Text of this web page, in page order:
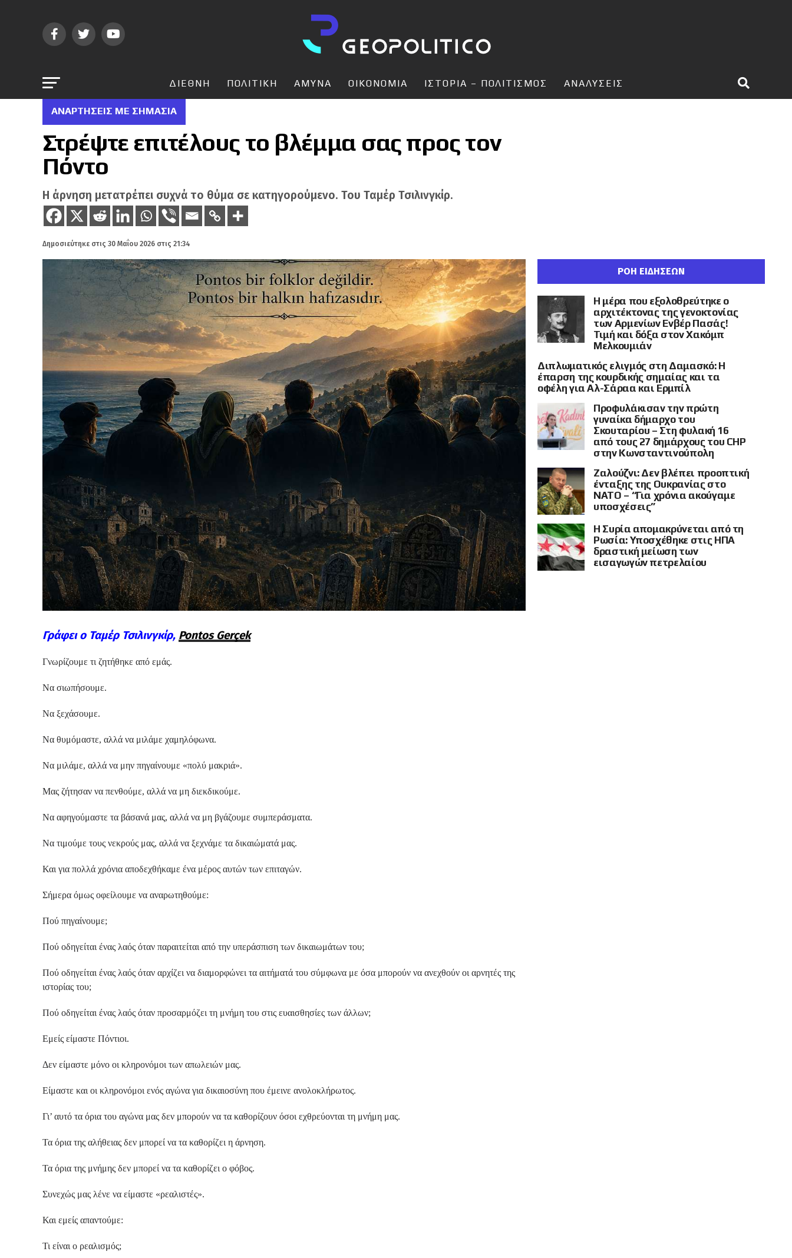
ΔΙΕΘΝΗ ΠΟΛΙΤΙΚΗ ΑΜΥΝΑ ΟΙΚΟΝΟΜΙΑ ΙΣΤΟΡΙΑ – ΠΟΛΙΤΙΣΜΟΣ ΑΝΑΛΥΣΕΙΣ
ΑΝΑΡΤΗΣΕΙΣ ΜΕ ΣΗΜΑΣΙΑ
Στρέψτε επιτέλους το βλέμμα σας προς τον
Πόντο
Η άρνηση μετατρέπει συχνά το θύμα σε κατηγορούμενο. Του Ταμέρ Τσιλινγκίρ.
Δημοσιεύτηκε στις 30 Μαΐου 2026 στις 21:34
Γράφει ο Ταμέρ Τσιλινγκίρ, Pontos Gerçek
Γνωρίζουμε τι ζητήθηκε από εμάς.
Να σιωπήσουμε.
Να ξεχάσουμε.
Να θυμόμαστε, αλλά να μιλάμε χαμηλόφωνα.
Να μιλάμε, αλλά να μην πηγαίνουμε «πολύ μακριά».
Μας ζήτησαν να πενθούμε, αλλά να μη διεκδικούμε.
Να αφηγούμαστε τα βάσανά μας, αλλά να μη βγάζουμε συμπεράσματα.
Να τιμούμε τους νεκρούς μας, αλλά να ξεχνάμε τα δικαιώματά μας.
Και για πολλά χρόνια αποδεχθήκαμε ένα μέρος αυτών των επιταγών.
Σήμερα όμως οφείλουμε να αναρωτηθούμε:
Πού πηγαίνουμε;
Πού οδηγείται ένας λαός όταν παραιτείται από την υπεράσπιση των δικαιωμάτων του;
Πού οδηγείται ένας λαός όταν αρχίζει να διαμορφώνει τα αιτήματά του σύμφωνα με όσα μπορούν να ανεχθούν οι αρνητές της
ιστορίας του;
Πού οδηγείται ένας λαός όταν προσαρμόζει τη μνήμη του στις ευαισθησίες των άλλων;
Εμείς είμαστε Πόντιοι.
Δεν είμαστε μόνο οι κληρονόμοι των απωλειών μας.
Είμαστε και οι κληρονόμοι ενός αγώνα για δικαιοσύνη που έμεινε ανολοκλήρωτος.
Γι’ αυτό τα όρια του αγώνα μας δεν μπορούν να τα καθορίζουν όσοι εχθρεύονται τη μνήμη μας.
Τα όρια της αλήθειας δεν μπορεί να τα καθορίζει η άρνηση.
Τα όρια της μνήμης δεν μπορεί να τα καθορίζει ο φόβος.
Συνεχώς μας λένε να είμαστε «ρεαλιστές».
Και εμείς απαντούμε:
Τι είναι ο ρεαλισμός;
ΡΟΗ ΕΙΔΗΣΕΩΝ
Η μέρα που εξολοθρεύτηκε ο
αρχιτέκτονας της γενοκτονίας
των Αρμενίων Ενβέρ Πασάς!
Τιμή και δόξα στον Χακόμπ
Μελκουμιάν
Διπλωματικός ελιγμός στη Δαμασκό: Η
έπαρση της κουρδικής σημαίας και τα
οφέλη για Αλ-Σάραα και Ερμπίλ
Προφυλάκισαν την πρώτη
γυναίκα δήμαρχο του
Σκουταρίου – Στη φυλακή 16
από τους 27 δημάρχους του CHP
στην Κωνσταντινούπολη
Ζαλούζνι: Δεν βλέπει προοπτική
ένταξης της Ουκρανίας στο
ΝΑΤΟ – “Για χρόνια ακούγαμε
υποσχέσεις”
Η Συρία απομακρύνεται από τη
Ρωσία: Υποσχέθηκε στις ΗΠΑ
δραστική μείωση των
εισαγωγών πετρελαίου